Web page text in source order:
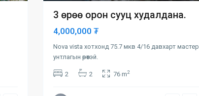
3 өрөө орон сууц худалдана.
4,000,000 ₮
Nova vista хотхонд 75.7 мкв 4/16 давхарт мастер
унтлагын өрөөтэй.
2 2 76 m2